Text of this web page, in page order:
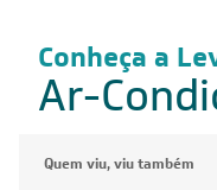
Conheça a
Ar-
Quem viu, viu também